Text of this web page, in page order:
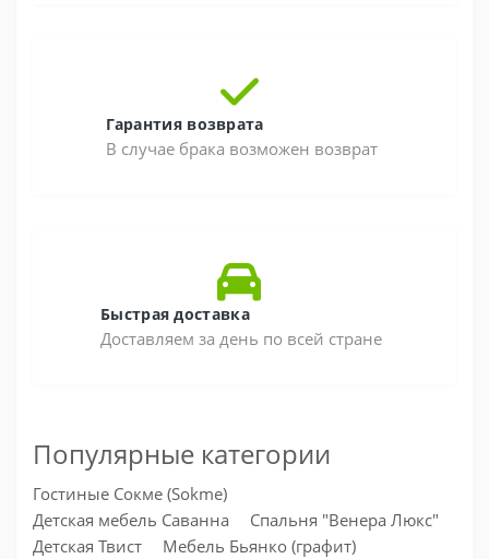
Гарантия возврата
В случае брака возможен возврат
Быстрая доставка
Доставляем за день по всей стране
Популярные категории
Гостиные Сокме (Sokme)
Детская мебель Саванна
Спальня "Венера Люкс"
Детская Твист
Мебель Бьянко (графит)